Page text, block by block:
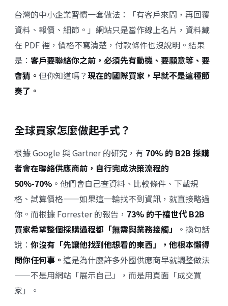
台灣的中小企業習慣一套做法：「有客戶來問，再回覆
資料、報價、細節。」網站只是當作線上名片，資料藏
在 PDF 裡，價格不寫清楚，付款條件也沒說明。結果
是： 客戶要聯絡你之前，必須先有動機、要願意等、要
會猜。 但你知道嗎？現在的國際買家，早就不是這種節
奏了。
全球買家怎麼做起手式？
根據 Google 與 Gartner 的研究，有 70% 的 B2B 採購
者會在聯絡供應商前，自行完成決策流程的
50%-70% 。他們會自己查資料、比較條件、下載規
格、試算價格——如果這一輪找不到資訊，就直接略過
你。而根據 Forrester 的報告， 73% 的千禧世代 B2B
買家希望整個採購過程都「無需與業務接觸」
。換句話
說： 你沒有「先讓他找到他想看的東西」，他根本懶得
問你任何事。 這是為什麼許多外國供應商早就調整做法
——不是用網站「展示自己」，而是用頁面「成交買
家」。